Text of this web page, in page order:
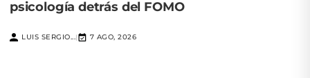
psicología detrás del FOMO
LUIS SERGIO...| 7 AGO, 2026